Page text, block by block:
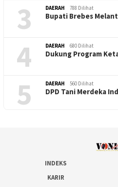
3 DAERAH 788 Dilihat
Bupati Brebes
4 DAERAH 680 Dilihat
Dukung Program
5 DAERAH 560 Dilihat
DPD Tani Merdeka
INDEKS
KARIR